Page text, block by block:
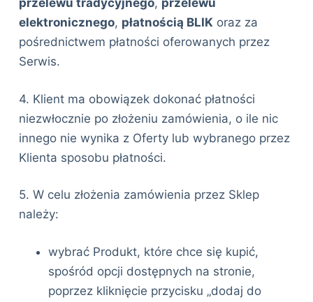
przelewu tradycyjnego, przelewu
elektronicznego, płatnością BLIKoraz za
pośrednictwem płatności oferowanych przez
Serwis.
4. Klient ma obowiązek dokonać płatności
niezwłocznie po złożeniu zamówienia, o ile nic
innego nie wynika z Oferty lub wybranego przez
Klienta sposobu płatności.
5. W celu złożenia zamówienia przez Sklep
należy:
wybrać Produkt, które chce się kupić,
spośród opcji dostępnych na stronie,
poprzez kliknięcie przycisku „dodaj do